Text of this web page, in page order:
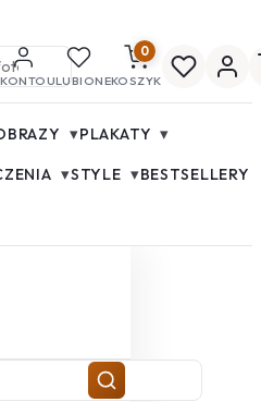
KONTOULUBIONE
0
KOSZYK
▾PLAKATY ▾
▾STYLE ▾BESTSELLERY